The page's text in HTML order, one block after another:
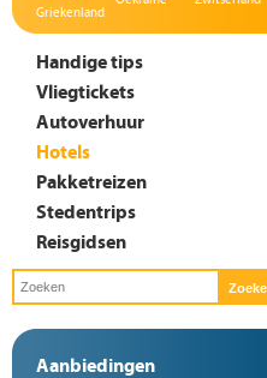
Griekenland
Handige tips
Vliegtickets
Autoverhuur
Hotels
Pakketreizen
Stedentrips
Reisgidsen
Aanbiedingen